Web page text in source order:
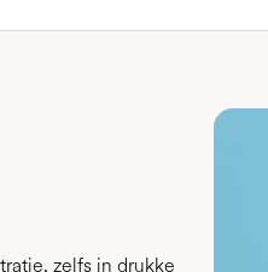
zelfs in drukke